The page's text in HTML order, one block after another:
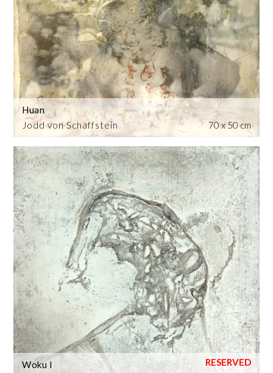
Jodd von Schaffstein
Huan
70 x 50 cm
Woku I